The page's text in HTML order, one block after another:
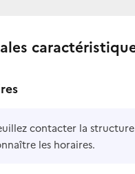
contacter la
les horaires.